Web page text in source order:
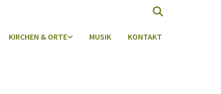
KIRCHEN & ORTE MUSIK KONTAKT